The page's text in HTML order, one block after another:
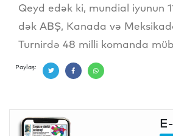
Qeyd edək ki, mundial iyunun
dək ABŞ, Kanada və
Turnirdə 48 milli komanda
Paylaş: